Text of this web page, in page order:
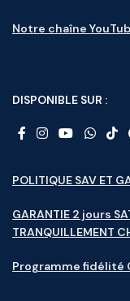
Notre chaîne
DISPONIBLE SUR :
POLITIQUE SAV ET
GARANTIE 2 jours
TRANQUILLEMENT
Programme fidélité